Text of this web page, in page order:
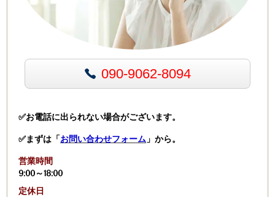
090-9062-8094
✅お電話に出られない場合がございます。
✅まずは「お問い合わせフォーム 」から。
営業時間
9:00～18:00
定休日